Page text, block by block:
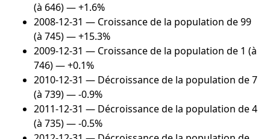
(à 646) — +1.6%
2008-12-31 — Croissance de la population de 99
(à 745) — +15.3%
2009-12-31 — Croissance de la population de 1 (à
746) — +0.1%
2010-12-31 — Décroissance de la population de 7
(à 739) — -0.9%
2011-12-31 — Décroissance de la population de 4
(à 735) — -0.5%